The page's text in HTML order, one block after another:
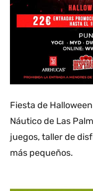
Fiesta de
Náutico de Las
juegos, taller de
más pequeños.